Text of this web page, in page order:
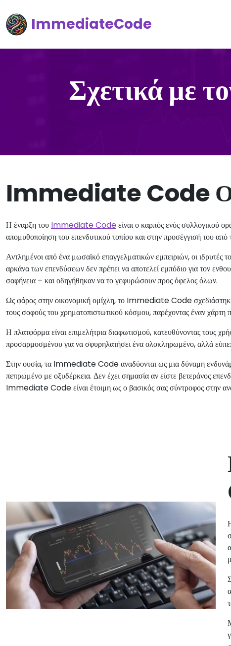
ImmediateCode
Σχετικά με
Immediate Code
Η έναρξη του Immediate Codeείναι ο καρπός ενός συλλογικού
απομυθοποίηση του επενδυτικού τοπίου και στην προσέγγισή του
Αντλημένοι από ένα μωσαϊκό επαγγελματικών εμπειριών, οι
αρκάνα των επενδύσεων δεν πρέπει να αποτελεί εμπόδιο για τον
σαφήνεια – και οδηγήθηκαν να το γεφυρώσουν προς όφελος όλων.
Ως φάρος στην οικονομική ομίχλη, το Immediate Code
τους σοφούς του χρηματοπιστωτικού κόσμου, παρέχοντας έναν
Η πλατφόρμα είναι επιμελήτρια διαφωτισμού, κατευθύνοντας τους
προσαρμοσμένου για να σφυρηλατήσει ένα ολοκληρωμένο, αλλά
Στην ουσία, τα Immediate Code αναδύονται ως μια δύναμη
πεπρωμένο με οξυδέρκεια. Δεν έχει σημασία αν είστε βετεράνος
Immediate Code είναι έτοιμη ως ο βασικός σας σύντροφος στην